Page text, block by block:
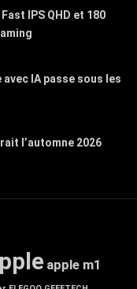
IPS QHD et 180
IA passe sous les
l’automne 2026
apple m1